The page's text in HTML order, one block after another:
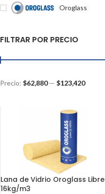
Oroglass
FILTRAR POR PRECIO
Precio: $62,880— $123,420
Lana de Vidrio Oroglass Libre
16kg/m3